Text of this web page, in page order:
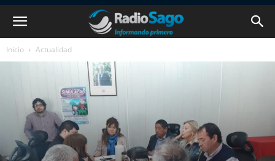
Inicio Actualidad